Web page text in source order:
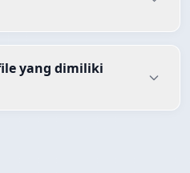
yang dimiliki